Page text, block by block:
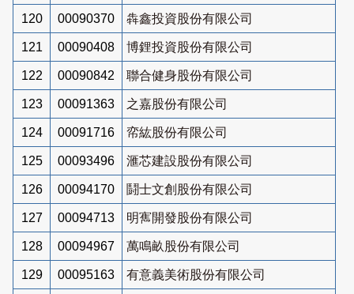
120 00090370 犇鑫投資股份有限公司
121 00090408 博鋰投資股份有限公司
122 00090842 聯合健身股份有限公司
123 00091363 之嘉股份有限公司
124 00091716 帟紘股份有限公司
125 00093496 滙芯建設股份有限公司
126 00094170 鬪士文創股份有限公司
127 00094713 明寯開發股份有限公司
128 00094967 萬鳴畝股份有限公司
129 00095163 有意義美術股份有限公司